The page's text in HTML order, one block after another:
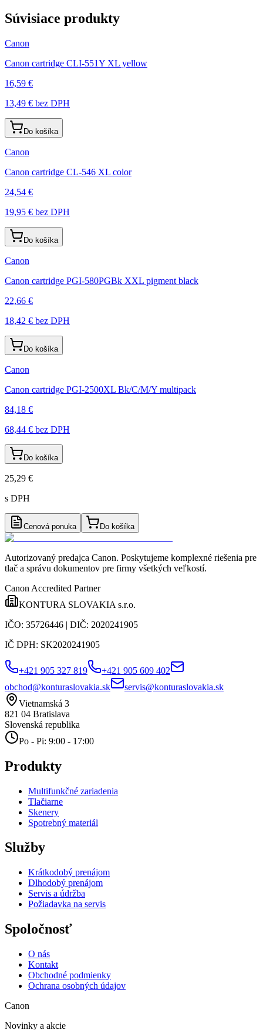
Súvisiace produkty
Canon
Canon cartridge CLI-551Y XL yellow
16,59 €
13,49 € bez DPH
Do košíka
Canon
Canon cartridge CL-546 XL color
24,54 €
19,95 € bez DPH
Do košíka
Canon
Canon cartridge PGI-580PGBk XXL pigment black
22,66 €
18,42 € bez DPH
Do košíka
Canon
Canon cartridge PGI-2500XL Bk/C/M/Y multipack
84,18 €
68,44 € bez DPH
Do košíka
25,29 €
s DPH
Cenová ponuka Do košíka
Autorizovaný predajca Canon. Poskytujeme komplexné riešenia pre
tlač a správu dokumentov pre firmy všetkých veľkostí.
Canon Accredited Partner
KONTURA SLOVAKIA s.r.o.
IČO: 35726446 | DIČ: 2020241905
IČ DPH: SK2020241905
+421 905 327 819
+421 905 609 402
obchod@konturaslovakia.sk
servis@konturaslovakia.sk
Vietnamská 3
821 04 Bratislava
Slovenská republika
Po - Pi: 9:00 - 17:00
Produkty
Multifunkčné zariadenia
Tlačiarne
Skenery
Spotrebný materiál
Služby
Krátkodobý prenájom
Dlhodobý prenájom
Servis a údržba
Požiadavka na servis
Spoločnosť
O nás
Kontakt
Obchodné podmienky
Ochrana osobných údajov
Canon
Novinky a akcie